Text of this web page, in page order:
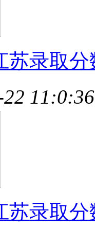
苏录取分
11:0:36
苏录取分